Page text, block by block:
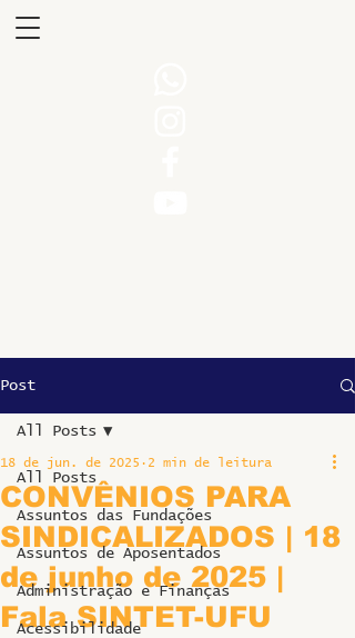
Post
All Posts
Assuntos das Fundações
Assuntos de Aposentados
Administração e Finanças
Acessibilidade
All Posts
CONVÊNIOS PARA
SINDICALIZADOS | 18
de junho de 2025 |
Fala SINTET-UFU
18 de jun. de 2025 2 min de leitura